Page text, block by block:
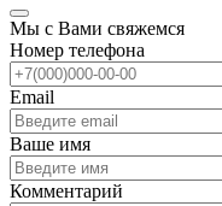
Мы с Вами свяжемся
Номер телефона
Email
Ваше имя
Комментарий